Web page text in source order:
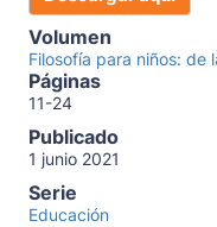
Volumen
Filosofía para niños: de
Páginas
11-24
Publicado
1 junio 2021
Serie
Educación